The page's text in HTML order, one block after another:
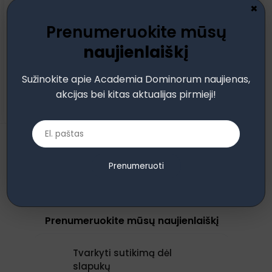
Tvarkyti sutikimą dėl
slapukų
Prisijungti
Neturite paskyros? Užsiregistruoti
Prenumeruokite mūsų naujienlaiškį
Prenumeruokite mūsų
naujienlaiškį
Sužinokite apie Academia Dominorum naujienas,
akcijas bei kitas aktualijas pirmieji!
Prenumeruoti
×